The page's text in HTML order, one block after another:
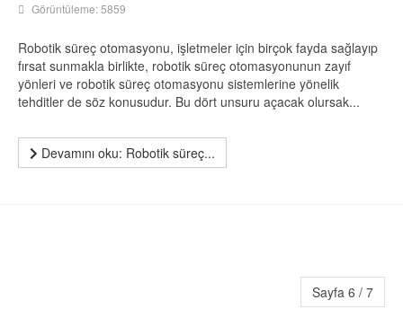
Görüntüleme: 5859
Robotik süreç otomasyonu, işletmeler için birçok fayda sağlayıp
fırsat sunmakla birlikte, robotik süreç otomasyonunun zayıf
yönleri ve robotik süreç otomasyonu sistemlerine yönelik
tehditler de söz konusudur. Bu dört unsuru açacak olursak...
Devamını oku: Robotik süreç...
Sayfa 6 / 7